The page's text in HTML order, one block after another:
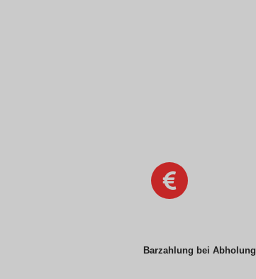
Barzahlung bei Abholung